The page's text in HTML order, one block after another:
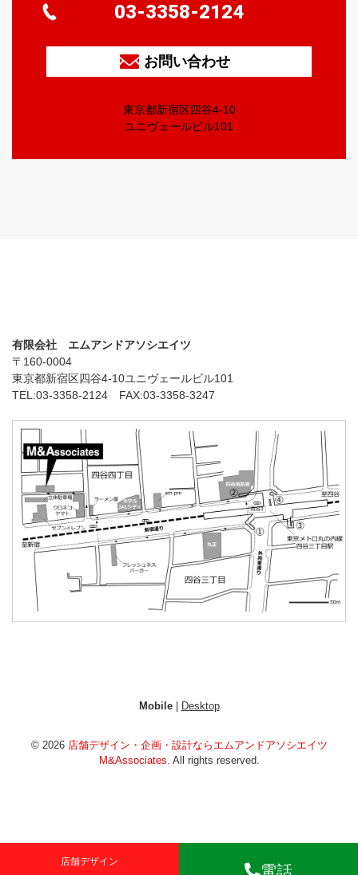
店舗デザイン
電話
03-3358-2124
お問い合わせ
東京都新宿区四谷4-10
ユニヴェールビル101
有限会社 エムアンドアソシエイツ
〒160-0004
東京都新宿区四谷4-10ユニヴェールビル101
TEL:03-3358-2124 FAX:03-3358-3247
Mobile| Desktop
© 2026 店舗デザイン・企画・設計ならエムアンドアソシエイツ
M&Associates . All rights reserved.